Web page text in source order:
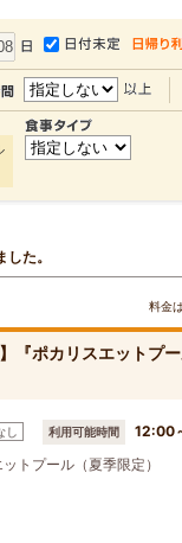
た。
料金
『ポカリスエットプ
し 利用可能時間
12:00
トプール（夏季限定）